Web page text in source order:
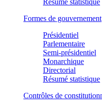
Formes de gouvernement
Présidentiel
Parlementaire
Semi-présidentiel
Monarchique
Directorial
Résumé statistique
Contrôles de